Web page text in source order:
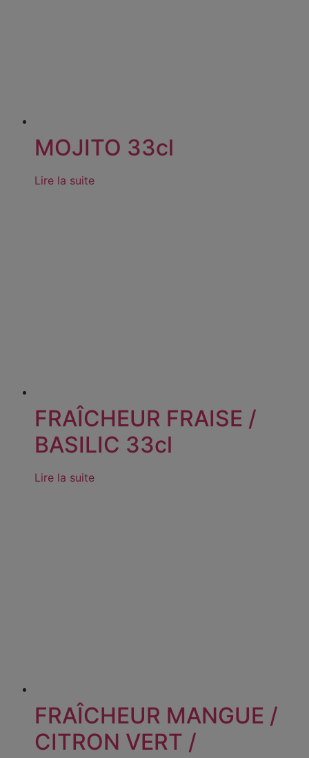
MOJITO 33cl
Lire la suite
FRAÎCHEUR FRAISE /
BASILIC 33cl
Lire la suite
FRAÎCHEUR MANGUE /
CITRON VERT /